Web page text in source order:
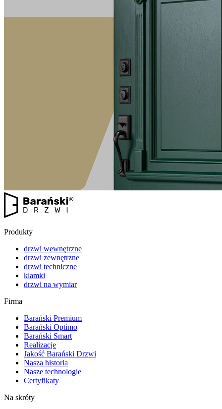
Produkty
drzwi wewnętrzne
drzwi zewnętrzne
drzwi techniczne
klamki
drzwi na wymiar
Firma
Barański Premium
Barański Optimo
Barański Smart
Realizacje
Jakość Barański Drzwi
Nasza historia
Nasze technologie
Certyfikaty
Na skróty